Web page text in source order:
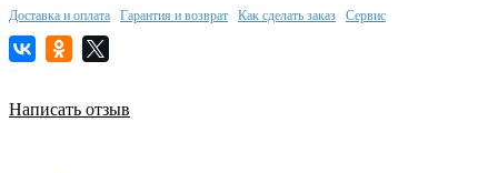
Доставка и оплата Гарантия и возврат Как сделать заказ Сервис
Написать отзыв